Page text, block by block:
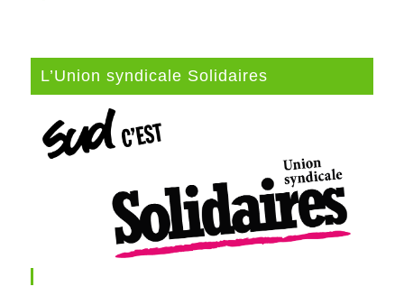
L’Union syndicale Solidaires